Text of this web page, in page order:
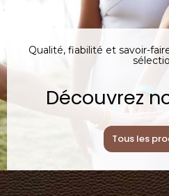
Qualité, fiabilité et savoir-
Découvrez
Tous les